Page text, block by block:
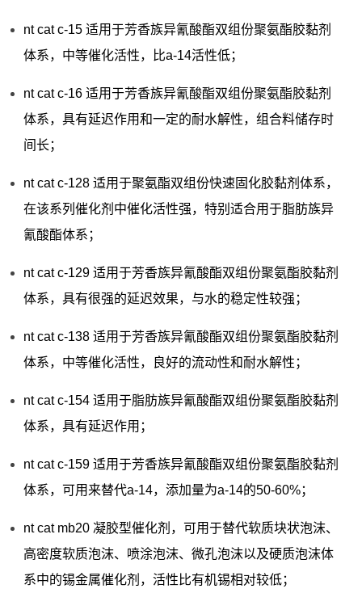
nt cat c-15 适用于芳香族异氰酸酯双组份聚氨酯胶黏剂
体系，中等催化活性，比a-14活性低；
nt cat c-16 适用于芳香族异氰酸酯双组份聚氨酯胶黏剂
体系，具有延迟作用和一定的耐水解性，组合料储存时
间长；
nt cat c-128 适用于聚氨酯双组份快速固化胶黏剂体系，
在该系列催化剂中催化活性强，特别适合用于脂肪族异
氰酸酯体系；
nt cat c-129 适用于芳香族异氰酸酯双组份聚氨酯胶黏剂
体系，具有很强的延迟效果，与水的稳定性较强；
nt cat c-138 适用于芳香族异氰酸酯双组份聚氨酯胶黏剂
体系，中等催化活性，良好的流动性和耐水解性；
nt cat c-154 适用于脂肪族异氰酸酯双组份聚氨酯胶黏剂
体系，具有延迟作用；
nt cat c-159 适用于芳香族异氰酸酯双组份聚氨酯胶黏剂
体系，可用来替代a-14，添加量为a-14的50-60%；
nt cat mb20 凝胶型催化剂，可用于替代软质块状泡沫、
高密度软质泡沫、喷涂泡沫、微孔泡沫以及硬质泡沫体
系中的锡金属催化剂，活性比有机锡相对较低；